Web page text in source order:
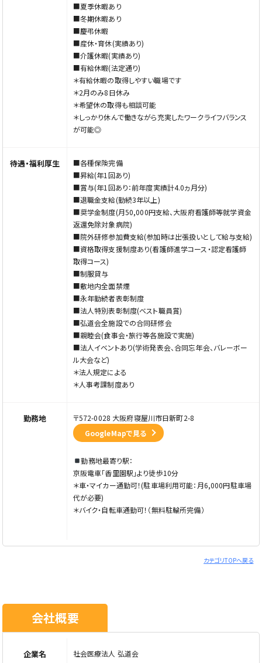
■夏季休暇あり
■冬期休暇あり
■慶弔休暇
■産休・育休(実績あり)
■介護休暇(実績あり)
■有給休暇(法定通り)
＊有給休暇の取得しやすい職場です
＊2月のみ8日休み
＊希望休の取得も相談可能
＊しっかり休んで働きながら充実したワークライフバランス
が可能◎
待遇・福利厚生
■各種保険完備
■昇給(年1回あり)
■賞与(年1回あり：前年度実績計4.0ヵ月分)
■退職金支給(勤続3年以上)
■奨学金制度(月50,000円支給、大阪府看護師等就学資金
返還免除対象病院)
■院外研修参加費支給(参加時は出張扱いとして給与支給)
■資格取得支援制度あり(看護師進学コース・認定看護師
取得コース)
■制服貸与
■敷地内全面禁煙
■永年勤続者表彰制度
■法人特別表彰制度(ベスト職員賞)
■弘道会全施設での合同研修会
■親睦会(食事会・旅行等各施設で実施)
■法人イベントあり(学術発表会、合同忘年会、バレーボー
ル大会など)
＊法人規定による
＊人事考課制度あり
勤務地
〒572-0028 大阪府寝屋川市日新町2-8
GoogleMapで見る
勤務地最寄り駅：
京阪電車「香里園駅」より徒歩10分
＊車・マイカー通勤可！(駐車場利用可能：月6,000円駐車場
代が必要)
＊バイク・自転車通勤可！（無料駐輪所完備）
カテゴリTOPへ戻る
会社概要
企業名 社会医療法人 弘道会